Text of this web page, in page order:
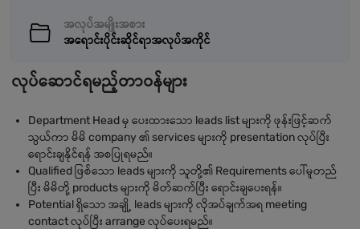
အလုပ်အမျိုးအစား
အရောင်းပိုင်းဆိုင်ရာအလုပ်အကိုင်
လုပ်ဆောင်ရမည့်တာဝန်များ
Department Head မှ ပေးထားသော leads list များကို ဖုန်းဖြင့်ဆက်
သွယ်ကာ မိမိ company ၏ services များကို presentation လုပ်ပြီး
ရောင်းချနိုင်ရန် အစပြုရမည်။
Qualified ဖြစ်သော leads များကို သူတို့၏ Requirements ပေါ်မူတည်
ပြီး မိမိတို့ products များကို မိတ်ဆက်ပြီး ရောင်းချပေးရန်။
Potential ရှိသော အချို့ leads များကို လိုအပ်ချက်အရ meeting
contact လုပ်ပြီး arrange လုပ်ပေးရမည်။